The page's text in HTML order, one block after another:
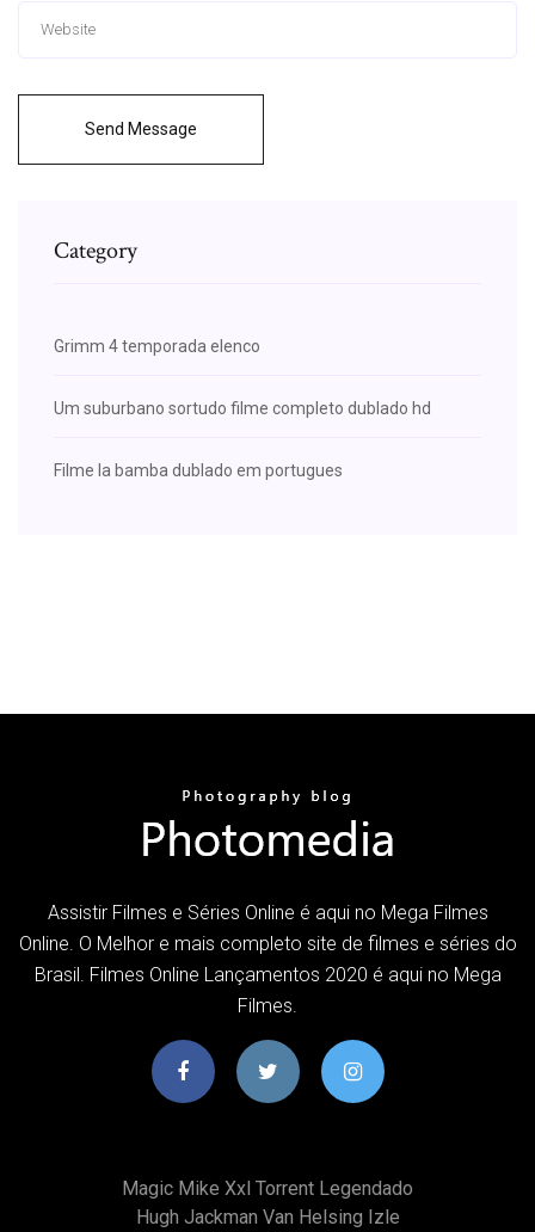
Send Message
Category
Grimm 4 temporada elenco
Um suburbano sortudo filme completo dublado hd
Filme la bamba dublado em portugues
Assistir Filmes e Séries Online é aqui no Mega Filmes
Online. O Melhor e mais completo site de filmes e séries do
Brasil. Filmes Online Lançamentos 2020 é aqui no Mega
Filmes.
Magic Mike Xxl Torrent Legendado
Hugh Jackman Van Helsing Izle